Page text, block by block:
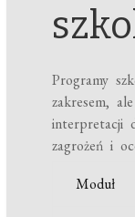
Programy
zakresem,
interpretacji
zagrożeń i
Moduł